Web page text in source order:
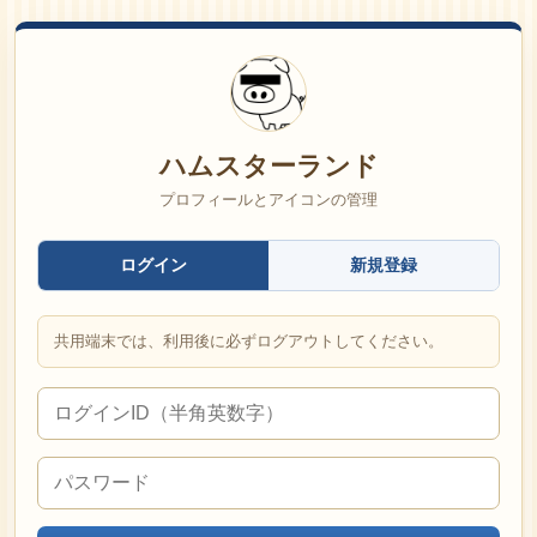
ハムスターランド
プロフィールとアイコンの管理
ログイン 新規登録
共用端末では、利用後に必ずログアウトしてください。